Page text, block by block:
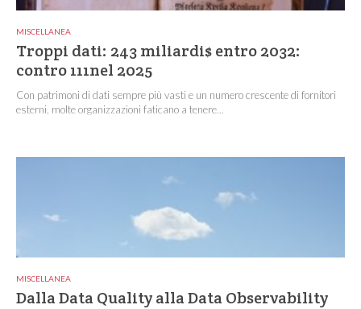
MISCELLANEA
Troppi dati: 243 miliardi$ entro 2032:
contro 111nel 2025
Con patrimoni di dati sempre più vasti e un numero crescente di fornitori
esterni, molte organizzazioni faticano a tenere...
MISCELLANEA
Dalla Data Quality alla Data Observability